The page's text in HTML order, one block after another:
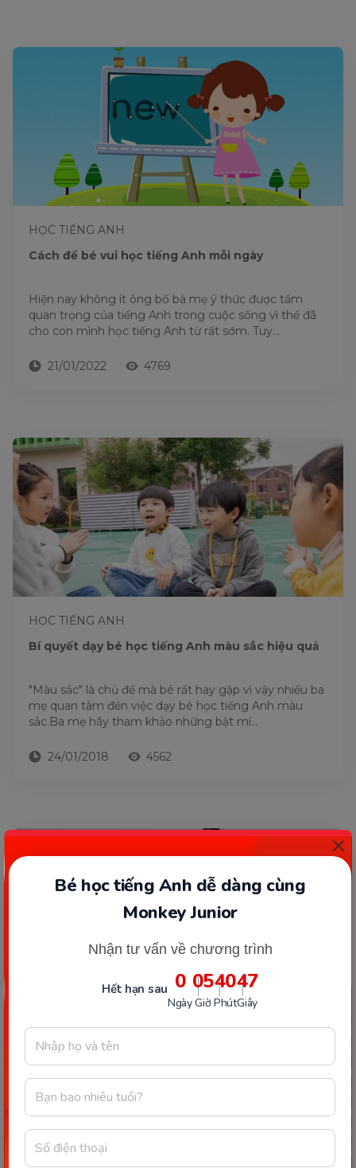
Bé học tiếng Anh dễ dàng cùng
Monkey Junior
Nhận tư vấn về chương trình
Hết hạn sau 0
Ngày
05
Giờ
40
Phút
46
Giây
HỌC TIẾNG ANH
Cách để bé vui học tiếng Anh mỗi ngày
Hiện nay không ít ông bố bà mẹ ý thức được tầm
quan trọng của tiếng Anh trong cuộc sống vì thế đã
cho con mình học tiếng Anh từ rất sớm. Tuy...
21/01/2022 4769
HỌC TIẾNG ANH
Bí quyết dạy bé học tiếng Anh màu sắc hiệu quả
"Màu sắc" là chủ đề mà bé rất hay gặp vì vậy nhiều ba
mẹ quan tâm đến việc dạy bé học tiếng Anh màu
sắc.Ba mẹ hãy tham khảo những bật mí...
24/01/2018 4562
Cách học tiếng Anh trẻ em qua hình ảnh tại nhà
hiệu quả
Bố mẹ đang “vật lộn” tìm phương pháp học tiếng
Anh hiệu quả nhất cho con? Hãy tham khảo 3 cách
học tiếng Anh trẻ em qua hình ảnh đơn giản mà
hiệu...
03/01/2018